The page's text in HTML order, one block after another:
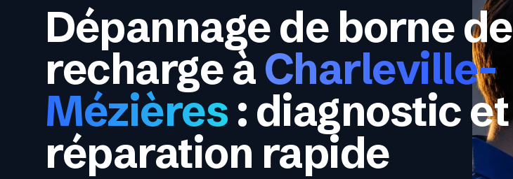
Dépannage de borne de
recharge àCharleville-
Mézières : diagnostic et
réparation rapide